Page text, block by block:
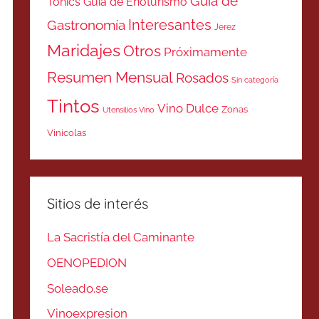
Gastronomía Interesantes Jerez
MaridajesOtros Próximamente
Resumen Mensual Rosados Sin categoría
Tintos Utensilios Vino Vino Dulce Zonas
Vinicolas
Sitios de interés
La Sacristía del Caminante
OENOPEDION
Soleado.se
Vinoexpresion